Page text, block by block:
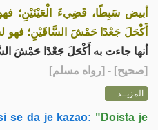
أبيض سَبِطًا، قَضِيءَ الْعَيْنَيْنِ؛
أَكْحَلَ جَعْدًا حَمْشَ السَّاقَيْنِ؛ فهو
أنها جاءت به أَكْحَلَ جَعْدًا حَمْشَ
[صحيح] - [رواه مسلم]
المزيــد ...
se da je kazao: "Doista je